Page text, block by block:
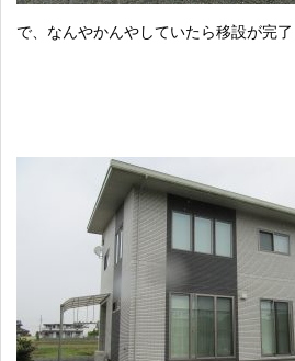
で、なんやかんやしていたら移設が完了